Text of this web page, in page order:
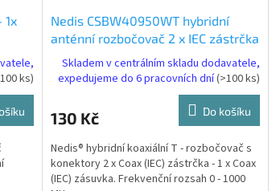
1x
ks)
Nedis CSBW40950WT hybridní
anténní rozbočovač 2 x IEC zástrčka
- 1 x IEC zásuvka
Skladem v centrálním skladu dodavatele,
expedujeme do 6 pracovních dní(>100 ks)
130 Kč Do košíku
Nedis® hybridní koaxiální T - rozbočovač s
konektory 2 x Coax (IEC) zástrčka - 1 x Coax
(IEC) zásuvka. Frekvenční rozsah 0 - 1000